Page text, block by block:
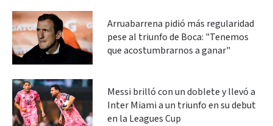
Arruabarrena pidió más regularidad
pese al triunfo de Boca: "Tenemos
que acostumbrarnos a ganar"
Messi brilló con un doblete y llevó a
Inter Miami a un triunfo en su debut
en la Leagues Cup